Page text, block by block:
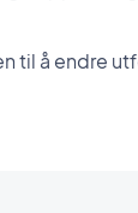
til å endre